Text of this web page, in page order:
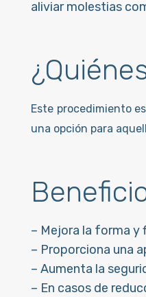
aliviar molestias
Este procedimiento
una opción para
– Mejora la forma y
– Proporciona una
– Aumenta la
– En casos de